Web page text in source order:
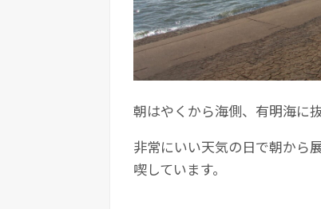
朝はやくから海側、有明海に
非常にいい天気の日で朝から
喫しています。